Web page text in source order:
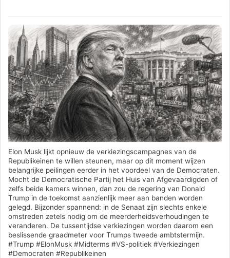
Elon Musk lijkt opnieuw de verkiezingscampagnes van de
Republikeinen te willen steunen, maar op dit moment wijzen
belangrijke peilingen eerder in het voordeel van de Democraten.
Mocht de Democratische Partij het Huis van Afgevaardigden of
zelfs beide kamers winnen, dan zou de regering van Donald
Trump in de toekomst aanzienlijk meer aan banden worden
gelegd. Bijzonder spannend: in de Senaat zijn slechts enkele
omstreden zetels nodig om de meerderheidsverhoudingen te
veranderen. De tussentijdse verkiezingen worden daarom een
beslissende graadmeter voor Trumps tweede ambtstermijn.
#Trump #ElonMusk #Midterms #VS-politiek #Verkiezingen
#Democraten #Republikeinen